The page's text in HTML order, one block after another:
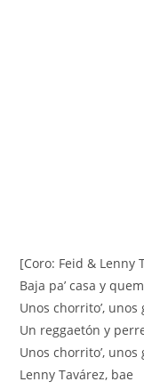
[Coro: Feid & Lenny
Baja pa’ casa y
Unos chorrito’,
Un reggaetón y
Unos chorrito’,
Lenny Tavárez, bae